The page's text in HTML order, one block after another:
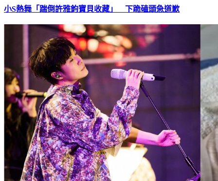
小S熱舞「踹倒許雅鈞寶貝收藏」 下跪磕頭急道歉